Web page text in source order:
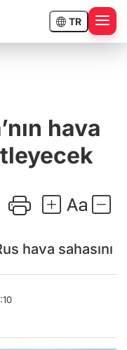
TR
hava
hava sahasını